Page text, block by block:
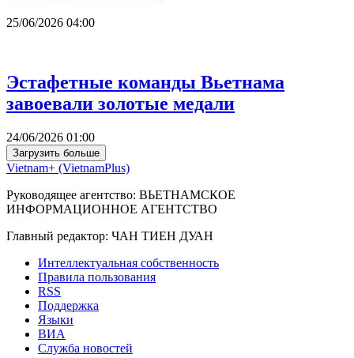
25/06/2026 04:00
Эстафетные команды Вьетнама
завоевали золотые медали
24/06/2026 01:00
Загрузить больше
Vietnam+ (VietnamPlus)
Руководящее агентство: ВЬЕТНАМСКОЕ
ИНФОРМАЦИОННОЕ АГЕНТСТВО
Главный редактор: ЧАН ТИЕН ДУАН
Интеллектуальная собственность
Правила пользования
RSS
Поддержка
Языки
ВИА
Служба новостей